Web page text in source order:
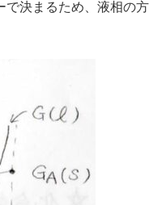
で決まるため、液相の方